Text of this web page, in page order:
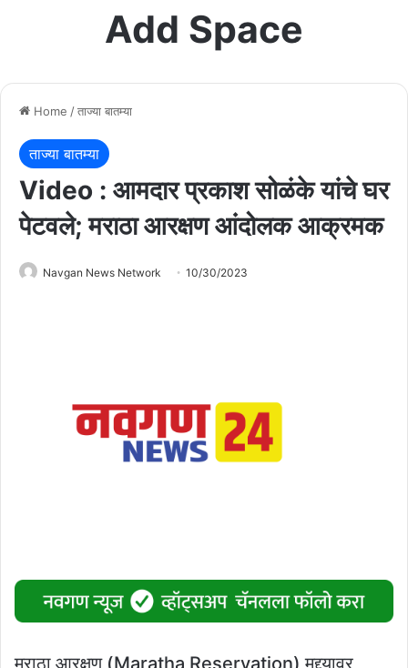
Add Space
Home /ताज्या बातम्या
ताज्या बातम्या
Video : आमदार प्रकाश सोळंके यांचे घर
पेटवले; मराठा आरक्षण आंदोलक आक्रमक
Navgan News Network 10/30/2023
मराठा आरक्षण (Maratha Reservation) मुद्द्यावर